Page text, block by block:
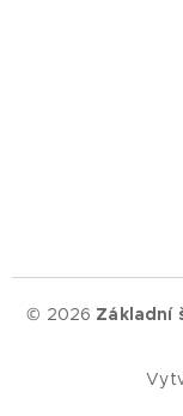
© 2026 Základní